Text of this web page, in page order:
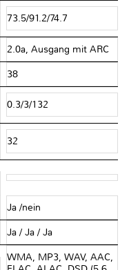
73.5/91.2/74.7
2.0a, Ausgang mit ARC
38
0.3/3/132
32
Ja /nein
Ja / Ja / Ja
WMA, MP3, WAV, AAC,